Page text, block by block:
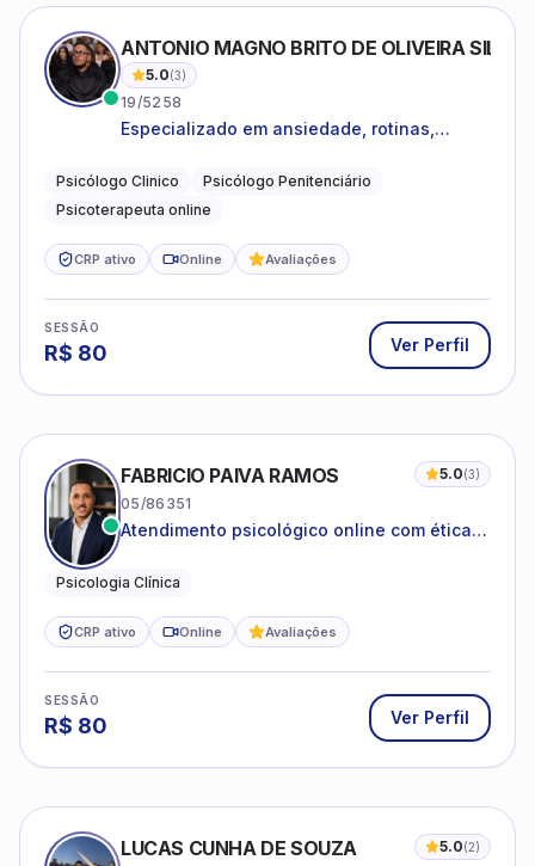
ANTONIO MAGNO BRITO DE OLIVEIRA SILVA
5.0(3)
19/5258
Especializado em ansiedade, rotinas,
familiares e questões comportamentais.
Psicólogo Clinico
Psicólogo Penitenciário
Psicoterapeuta online
CRP ativo Online Avaliações
SESSÃO
R$ 80 Ver Perfil
FABRICIO PAIVA RAMOS 5.0(3)
05/86351
Atendimento psicológico online com ética,
Psicologia Clínica
CRP ativo Online Avaliações
SESSÃO
R$ 80 Ver Perfil
LUCAS CUNHA DE SOUZA 5.0(2)